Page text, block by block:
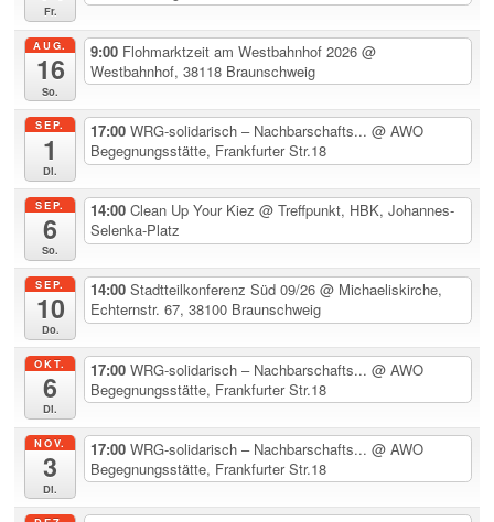
Fr.
AUG.
16
So.
9:00 Flohmarktzeit am Westbahnhof 2026@
Westbahnhof, 38118 Braunschweig
SEP.
1
Di.
17:00WRG-solidarisch – Nachbarschafts...@ AWO
Begegnungsstätte, Frankfurter Str.18
SEP.
6
So.
14:00Clean Up Your Kiez@ Treffpunkt, HBK, Johannes-
Selenka-Platz
SEP.
10
Do.
14:00Stadtteilkonferenz Süd 09/26@ Michaeliskirche,
Echternstr. 67, 38100 Braunschweig
OKT.
6
Di.
17:00WRG-solidarisch – Nachbarschafts...@ AWO
Begegnungsstätte, Frankfurter Str.18
NOV.
3
Di.
17:00WRG-solidarisch – Nachbarschafts...@ AWO
Begegnungsstätte, Frankfurter Str.18